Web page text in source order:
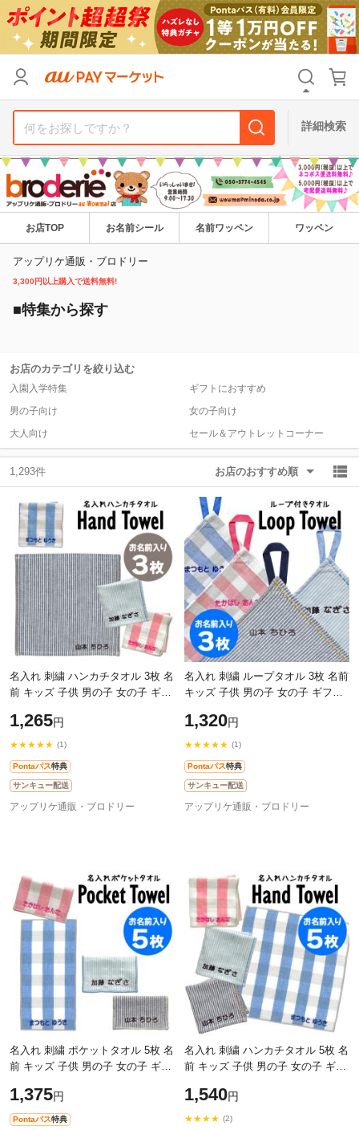
詳細検索
お店TOP お名前シール 名前ワッペン ワッペン
アップリケ通販・ブロドリー
3,300円以上購入で送料無料!
■特集から探す
お店のカテゴリを絞り込む
入園入学特集
ギフトにおすすめ
男の子向け
女の子向け
大人向け
セール＆アウトレットコーナー
1,293件 お店のおすすめ順
名入れ 刺繍 ハンカチタオル 3枚 名
前 キッズ 子供 男の子 女の子 ギフ
1,265円
★★★★★ (1)
Pontaパス特典
サンキュー配送
アップリケ通販・ブロドリー
名入れ 刺繍 ループタオル 3枚 名前
キッズ 子供 男の子 女の子 ギフト
1,320円
★★★★★ (1)
Pontaパス特典
サンキュー配送
アップリケ通販・ブロドリー
名入れ 刺繍 ポケットタオル 5枚 名
前 キッズ 子供 男の子 女の子 ギフ
1,375円
Pontaパス特典
名入れ 刺繍 ハンカチタオル 5枚 名
前 キッズ 子供 男の子 女の子 ギフ
1,540円
★★★★ (2)
支払い方法
その他の条件
送料無料 タイムセール
Pontaパス特典対象すべて
リセット
支払い方法
その他の条件
送料無料 タイムセール
Pontaパス特典対象すべて